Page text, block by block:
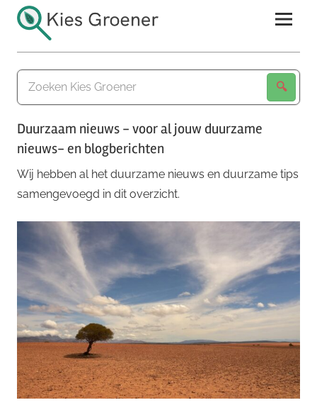
naar
inhoudKies
Groener
Duurzaam nieuws - voor al jouw duurzame
nieuws- en blogberichten
Wij hebben al het duurzame nieuws en duurzame tips
samengevoegd in dit overzicht.